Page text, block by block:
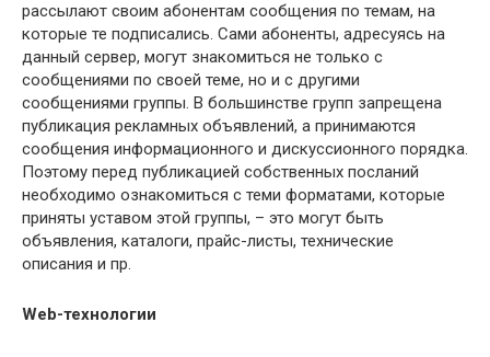
рассылают своим абонентам сообщения по темам, на
которые те подписались. Сами абоненты, адресуясь на
данный сервер, могут знакомиться не только с
сообщениями по своей теме, но и с другими
сообщениями группы. В большинстве групп запрещена
публикация рекламных объявлений, а принимаются
сообщения информационного и дискуссионного порядка.
Поэтому перед публикацией собственных посланий
необходимо ознакомиться с теми форматами, которые
приняты уставом этой группы, – это могут быть
объявления, каталоги, прайс-листы, технические
описания и пр.
Web-технологии